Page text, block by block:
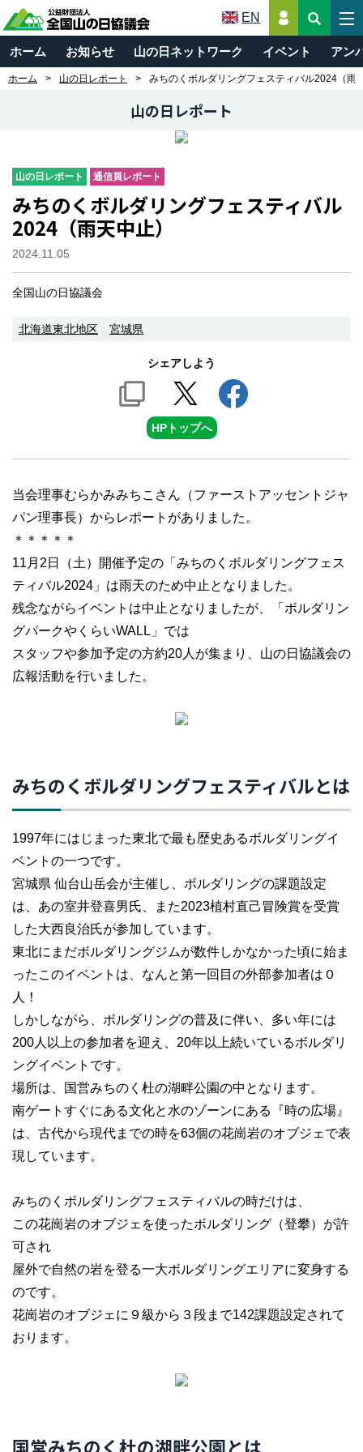
EN
ホーム お知らせ 山の日ネットワーク イベント アン
ホーム 山の日レポート みちのくボルダリングフェスティバル2024（雨
山の日レポート
山の日レポート 通信員レポート
みちのくボルダリングフェスティバル
2024（雨天中止）
2024.11.05
全国山の日協議会
北海道東北地区 宮城県
シェアしよう
HPトップへ
当会理事むらかみみちこさん（ファーストアッセントジャ
パン理事長）からレポートがありました。
＊＊＊＊＊
11月2日（土）開催予定の「みちのくボルダリングフェス
ティバル2024」は雨天のため中止となりました。
残念ながらイベントは中止となりましたが、「ボルダリン
グパークやくらいWALL」では
スタッフや参加予定の方約20人が集まり、山の日協議会の
広報活動を行いました。
みちのくボルダリングフェスティバルとは
1997年にはじまった東北で最も歴史あるボルダリングイ
ベントの一つです。
宮城県 仙台山岳会が主催し、ボルダリングの課題設定
は、あの室井登喜男氏、また2023植村直己冒険賞を受賞
した大西良治氏が参加しています。
東北にまだボルダリングジムが数件しかなかった頃に始ま
ったこのイベントは、なんと第一回目の外部参加者は０
人！
しかしながら、ボルダリングの普及に伴い、多い年には
200人以上の参加者を迎え、20年以上続いているボルダリ
ングイベントです。
場所は、国営みちのく杜の湖畔公園の中となります。
南ゲートすぐにある文化と水のゾーンにある『時の広場』
は、古代から現代までの時を63個の花崗岩のオブジェで表
現しています。
みちのくボルダリングフェスティバルの時だけは、
この花崗岩のオブジェを使ったボルダリング（登攀）が許
可され
屋外で自然の岩を登る一大ボルダリングエリアに変身する
のです。
花崗岩のオブジェに９級から３段まで142課題設定されて
おります。
国営みちのく杜の湖畔公園とは